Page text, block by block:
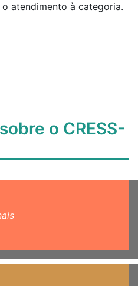
atendimento à categoria.
o CRESS-